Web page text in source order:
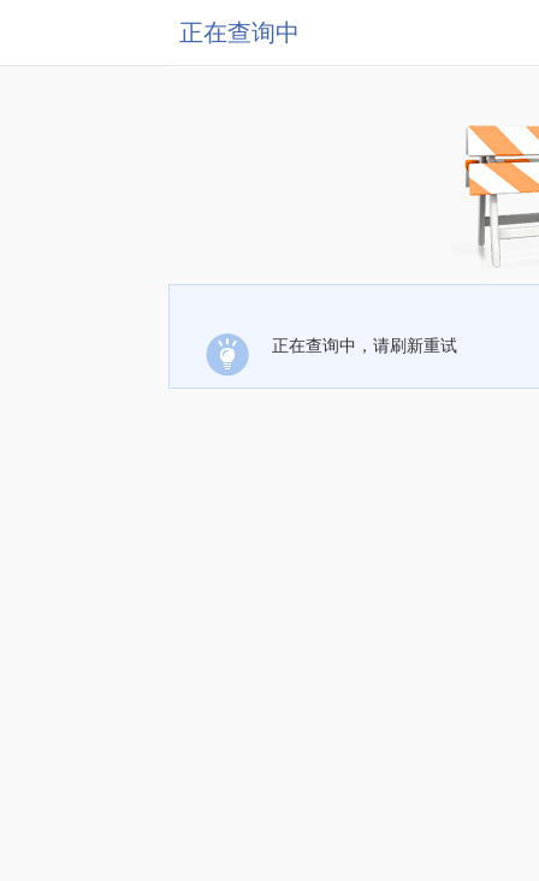
正在查询中
正在查询中，请刷新重试